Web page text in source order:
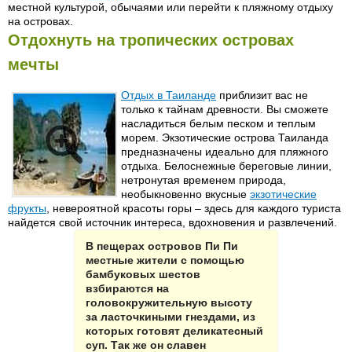
местной культурой, обычаями или перейти к пляжному отдыху
на островах.
Отдохнуть на тропических островах
мечты
Отдых в Таиланде приблизит вас не
только к тайнам древности. Вы сможете
насладиться белым песком и теплым
морем. Экзотические острова Таиланда
предназначены идеально для пляжного
отдыха. Белоснежные береговые линии,
нетронутая временем природа,
необыкновенно вкусные экзотические
фрукты , невероятной красоты горы – здесь для каждого туриста
найдется свой источник интереса, вдохновения и развлечений.
В пещерах островов Пи Пи
местные жители с помощью
бамбуковых шестов
взбираются на
головокружительную высоту
за ласточкиными гнездами, из
которых готовят деликатесный
суп. Так же он славен